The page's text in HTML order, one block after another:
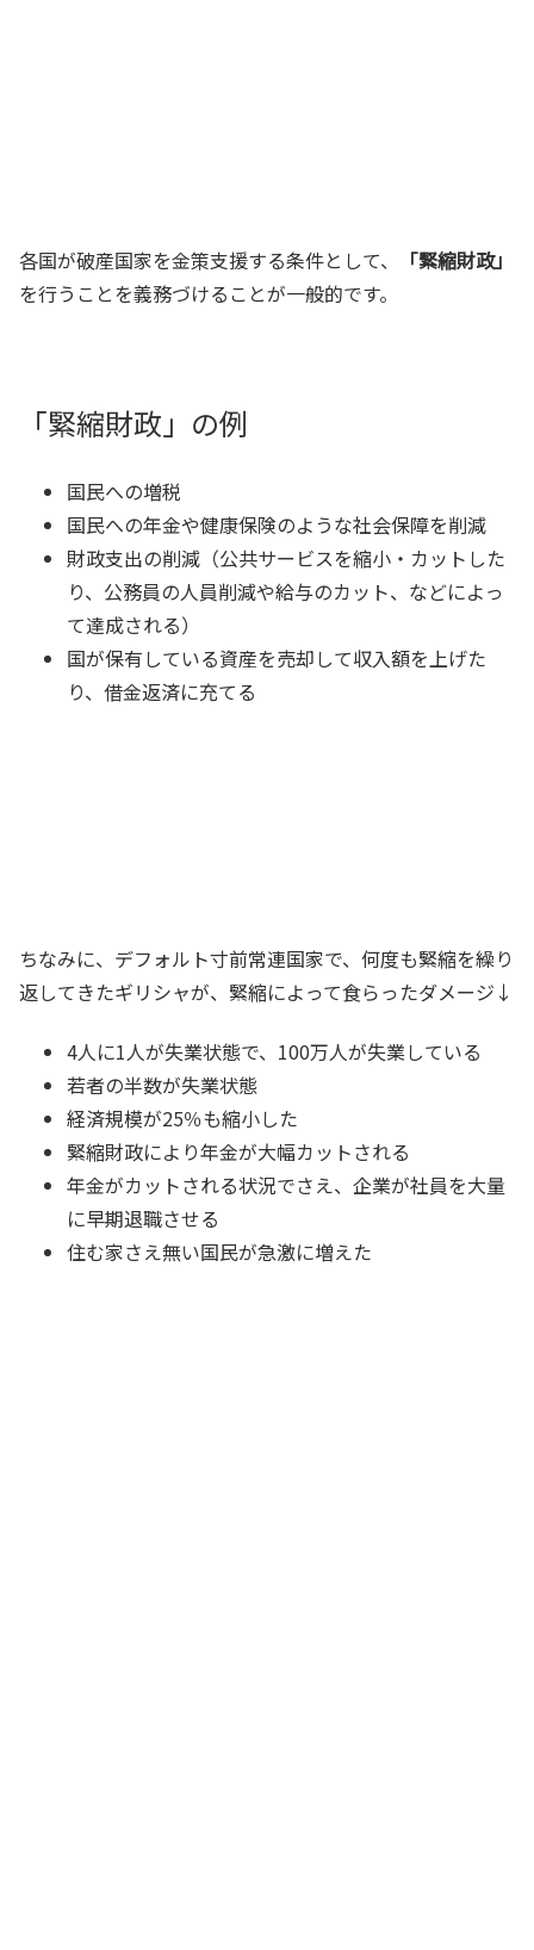
各国が破産国家を金策支援する条件として、
「緊縮財政」
を行うことを義務づけることが一般的です。
「緊縮財政」の例
国民への増税
国民への年金や健康保険のような社会保障を削減
財政支出の削減（公共サービスを縮小・カットした
り、公務員の人員削減や給与のカット、などによっ
て達成される）
国が保有している資産を売却して収入額を上げた
り、借金返済に充てる
ちなみに、デフォルト寸前常連国家で、何度も緊縮を繰り
返してきたギリシャが、緊縮によって食らったダメージ↓
4人に1人が失業状態で、100万人が失業している
若者の半数が失業状態
経済規模が25％も縮小した
緊縮財政により年金が大幅カットされる
年金がカットされる状況でさえ、企業が社員を大量
に早期退職させる
住む家さえ無い国民が急激に増えた